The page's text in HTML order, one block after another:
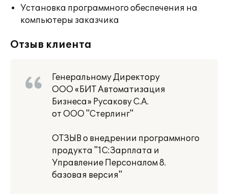
Установка программного обеспечения на
компьютеры заказчика
Отзыв клиента
Генеральному Директору
ООО «БИТ Автоматизация
Бизнеса» Русакову С.А.
от ООО "Стерлинг"
ОТЗЫВ о внедрении программного
продукта "1С:Зарплата и
Управление Персоналом 8.
базовая версия"